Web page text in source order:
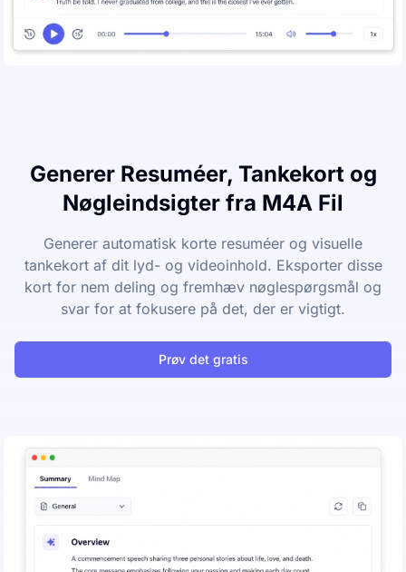
Generer Resuméer, Tankekort og
Nøgleindsigter fra M4A Fil
Generer automatisk korte resuméer og visuelle
tankekort af dit lyd- og videoinhold. Eksporter disse
kort for nem deling og fremhæv nøglespørgsmål og
svar for at fokusere på det, der er vigtigt.
Prøv det gratis